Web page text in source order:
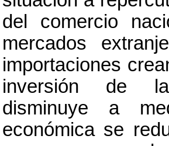
del comercio
mercados
importaciones
inversión de
disminuye a
económica se